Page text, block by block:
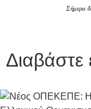
Σήμερα
Διαβάστε